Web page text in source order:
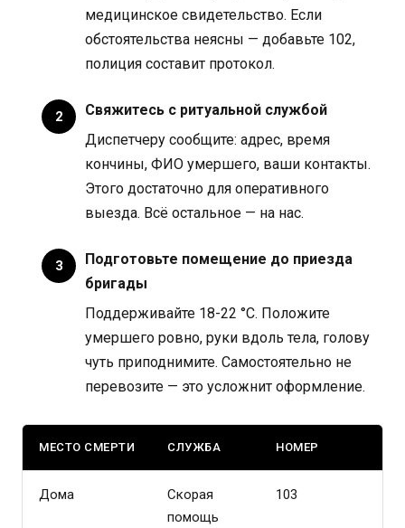
медицинское свидетельство. Если
обстоятельства неясны — добавьте 102,
полиция составит протокол.
Свяжитесь с ритуальной службой
Диспетчеру сообщите: адрес, время
кончины, ФИО умершего, ваши контакты.
Этого достаточно для оперативного
выезда. Всё остальное — на нас.
Подготовьте помещение до приезда
бригады
Поддерживайте 18-22 °C. Положите
умершего ровно, руки вдоль тела, голову
чуть приподнимите. Самостоятельно не
перевозите — это усложнит оформление.
МЕСТО СМЕРТИ СЛУЖБА НОМЕР
Дома
Скорая
помощь
103